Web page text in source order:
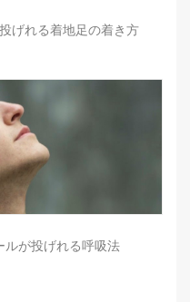
げれる着地足の着き方
ルが投げれる呼吸法